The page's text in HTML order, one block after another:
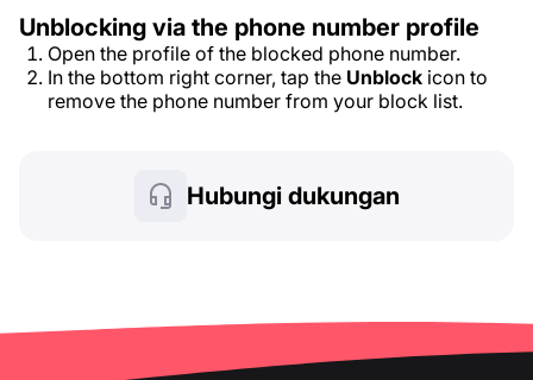
Unblocking via the phone number profile
Open the profile of the blocked phone number.
In the bottom right corner, tap the Unblock icon to
remove the phone number from your block list.
Hubungi dukungan